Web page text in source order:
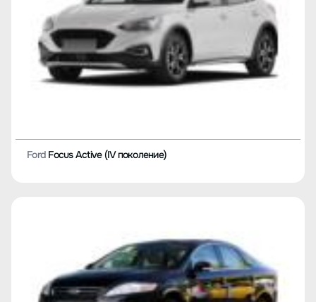
Ford Focus Active (IV поколение)